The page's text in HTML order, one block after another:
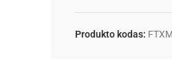
Produkto kodas: